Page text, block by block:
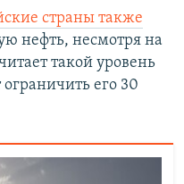
страны также
нефть, несмотря на
такой уровень
его 30